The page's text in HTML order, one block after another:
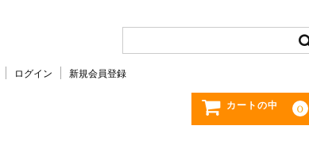
ログイン 新規会員登録
カートの中 0